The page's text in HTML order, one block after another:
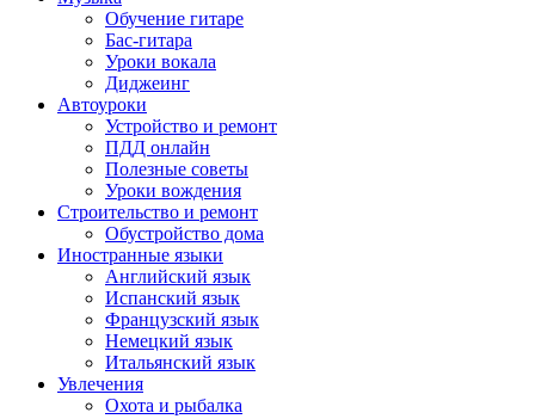
Обучение гитаре
Бас-гитара
Уроки вокала
Диджеинг
Автоуроки
Устройство и ремонт
ПДД онлайн
Полезные советы
Уроки вождения
Строительство и ремонт
Обустройство дома
Иностранные языки
Английский язык
Испанский язык
Французский язык
Немецкий язык
Итальянский язык
Увлечения
Охота и рыбалка